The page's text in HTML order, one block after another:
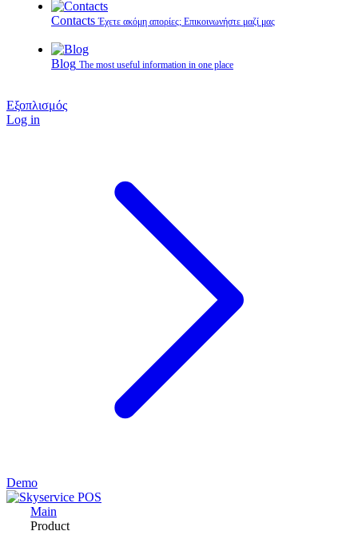
Contacts Έχετε ακόμη απορίες; Επικοινωνήστε μαζί μας
Blog The most useful information in one place
Εξοπλισμός
Log in
Demo
Main
Product